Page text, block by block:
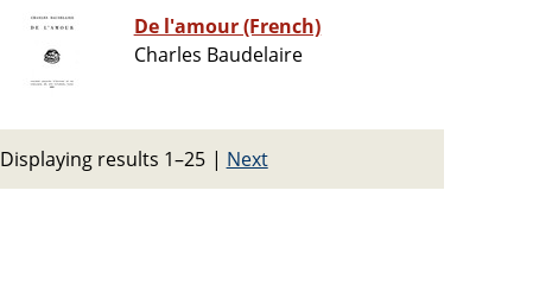
De l'amour (French)
Charles Baudelaire
Displaying results 1–25 | Next